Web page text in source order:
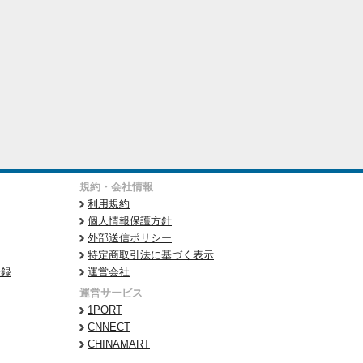
規約・会社情報
利用規約
個人情報保護方針
外部送信ポリシー
特定商取引法に基づく表示
運営会社
運営サービス
1PORT
CNNECT
CHINAMART